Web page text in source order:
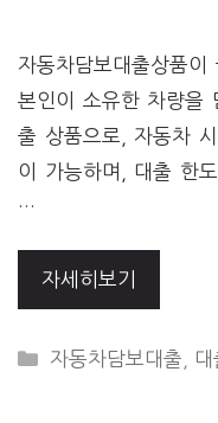
자동차담보대출상품이
본인이 소유한 차량을
출 상품으로, 자동차
이 가능하며, 대출 한
…
자세히보기
CATEGORIES
자동차담보대출 대